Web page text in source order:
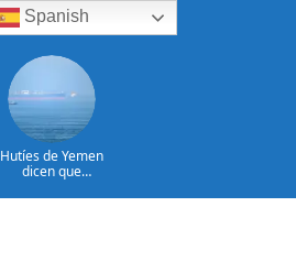
Hutíes de Yemen
dicen que
petroleros
Spanish